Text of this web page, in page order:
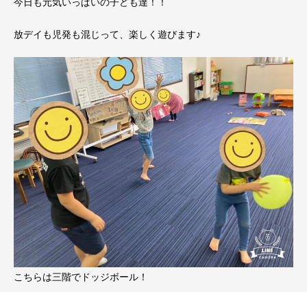
今日も元気いっぱいの子ども達！！
放デイも児発も混じって、楽しく遊びます♪
こちらは三階でドッジボール！